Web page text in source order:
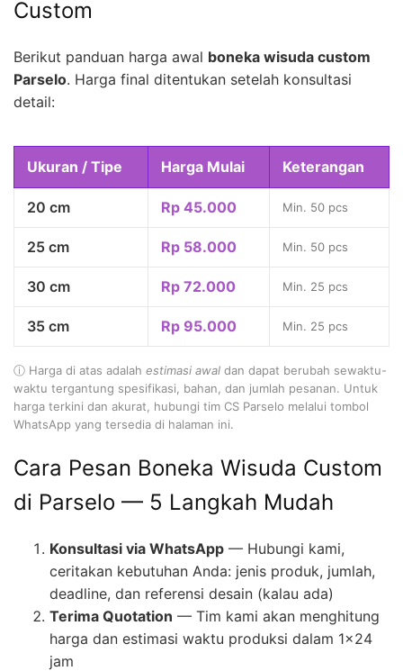
Custom
Berikut panduan harga awal boneka wisuda custom
Parselo. Harga final ditentukan setelah konsultasi
detail:
Ukuran / Tipe Harga Mulai Keterangan
20 cm Rp 45.000 Min. 50 pcs
25 cm Rp 58.000 Min. 50 pcs
30 cm Rp 72.000 Min. 25 pcs
35 cm Rp 95.000 Min. 25 pcs
ⓘ Harga di atas adalah estimasi awal dan dapat berubah sewaktu-
waktu tergantung spesifikasi, bahan, dan jumlah pesanan. Untuk
harga terkini dan akurat, hubungi tim CS Parselo melalui tombol
WhatsApp yang tersedia di halaman ini.
Cara Pesan Boneka Wisuda Custom
di Parselo — 5 Langkah Mudah
Konsultasi via WhatsApp — Hubungi kami,
ceritakan kebutuhan Anda: jenis produk, jumlah,
deadline, dan referensi desain (kalau ada)
Terima Quotation — Tim kami akan menghitung
harga dan estimasi waktu produksi dalam 1×24
jam